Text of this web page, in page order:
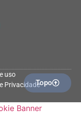
uso
PrivacidadeTopo
Banner